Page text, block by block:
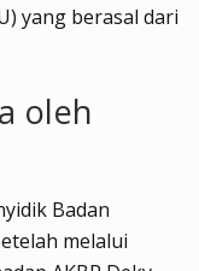
yang berasal dari
oleh
Badan
melalui